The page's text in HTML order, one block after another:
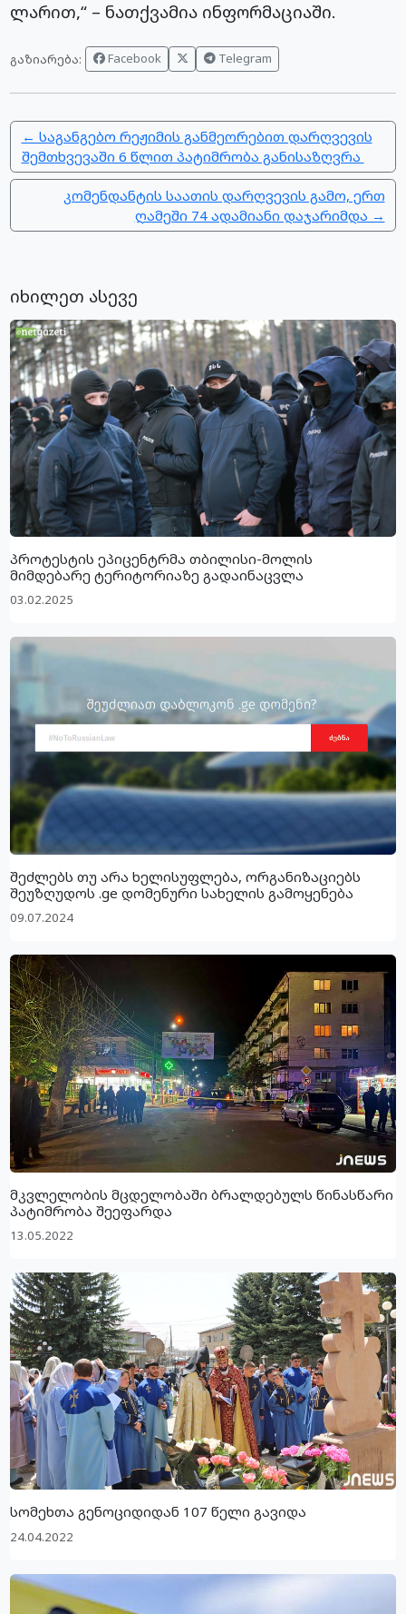
ლარით,“ – ნათქვამია ინფორმაციაში.
გაზიარება: Facebook Telegram
← საგანგებო რეჟიმის განმეორებით დარღვევის
შემთხვევაში 6 წლით პატიმრობა განისაზღვრა
კომენდანტის საათის დარღვევის გამო, ერთ
ღამეში 74 ადამიანი დაჯარიმდა →
იხილეთ ასევე
პროტესტის ეპიცენტრმა თბილისი-მოლის
მიმდებარე ტერიტორიაზე გადაინაცვლა
03.02.2025
შეძლებს თუ არა ხელისუფლება, ორგანიზაციებს
შეუზღუდოს .ge დომენური სახელის გამოყენება
09.07.2024
მკვლელობის მცდელობაში ბრალდებულს წინასწარი
პატიმრობა შეეფარდა
13.05.2022
სომეხთა გენოციდიდან 107 წელი გავიდა
24.04.2022